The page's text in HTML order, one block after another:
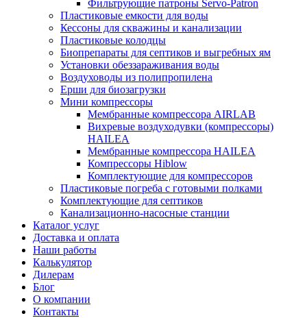
Фильтрующие патроны Servo-Patron
Пластиковые емкости для воды
Кессоны для скважины и канализации
Пластиковые колодцы
Биопрепараты для септиков и выгребных ям
Установки обеззараживания воды
Воздуховоды из полипропилена
Ерши для биозагрузки
Мини компрессоры
Мембранные компрессора AIRLAB
Вихревые воздуходувки (компрессоры)
HAILEA
Мембранные компрессора HAILEA
Компрессоры Hiblow
Комплектующие для компрессоров
Пластиковые погреба с готовыми полками
Комплектующие для септиков
Канализационно-насосные станции
Каталог услуг
Доставка и оплата
Наши работы
Калькулятор
Дилерам
Блог
О компании
Контакты